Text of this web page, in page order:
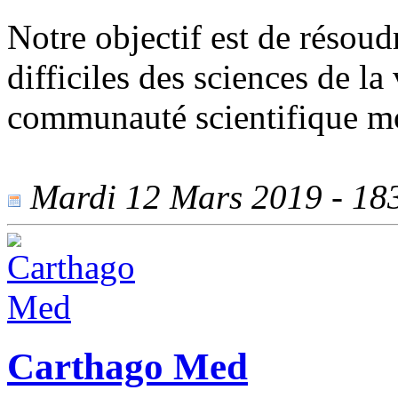
Notre objectif est de
difficiles des sciences de
communauté scientifique
Mardi 12 Mars 2019 -
Carthago Med